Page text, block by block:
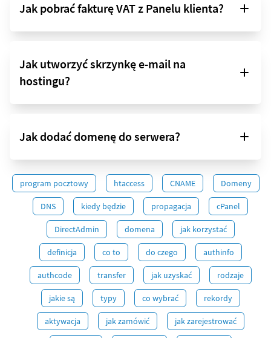
Jak pobrać fakturę VAT z Panelu klienta?
Jak utworzyć skrzynkę e-mail na
hostingu?
Jak dodać domenę do serwera?
program pocztowy htaccess CNAME Domeny
DNS kiedy będzie propagacja cPanel
DirectAdmin domena jak korzystać
definicja co to do czego authinfo
authcode transfer jak uzyskać rodzaje
jakie są typy co wybrać rekordy
aktywacja jak zamówić jak zarejestrować